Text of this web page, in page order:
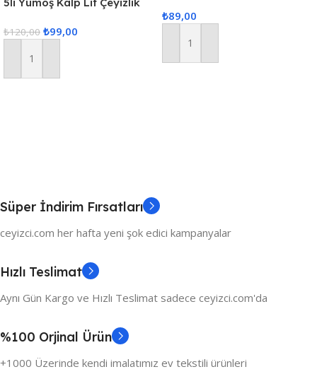
₺120,00 ₺99,00
Sepete Ekle
₺89,00
Sepete Ekle
Süper İndirim Fırsatları
ceyizci.com her hafta yeni şok edici kampanyalar
Hızlı Teslimat
Aynı Gün Kargo ve Hızlı Teslimat sadece ceyizci.com'da
%100 Orjinal Ürün
+1000 Üzerinde kendi imalatımız ev tekstili ürünleri